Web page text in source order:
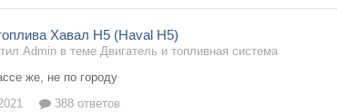
Хавал Н5 (Haval H5)
Admin в теме Двигатель и топливная система
же, не по городу
388 ответов